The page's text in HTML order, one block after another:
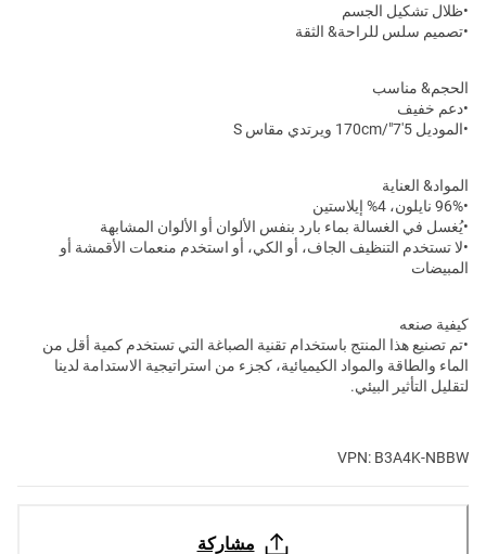
•ظلال تشكيل الجسم
•تصميم سلس للراحة& الثقة
الحجم& مناسب
•دعم خفيف
•الموديل 5'7"/170cm ويرتدي مقاس S
المواد& العناية
•96% نايلون، 4% إيلاستين
•يُغسل في الغسالة بماء بارد بنفس الألوان أو الألوان المشابهة
•لا تستخدم التنظيف الجاف، أو الكي، أو استخدم منعمات الأقمشة أو
المبيضات
كيفية صنعه
•تم تصنيع هذا المنتج باستخدام تقنية الصباغة التي تستخدم كمية أقل من
الماء والطاقة والمواد الكيميائية، كجزء من استراتيجية الاستدامة لدينا
لتقليل التأثير البيئي.
VPN: B3A4K-NBBW
مشاركة